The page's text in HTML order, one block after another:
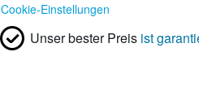
Cookie-Einstellungen
Unser bester Preis ist